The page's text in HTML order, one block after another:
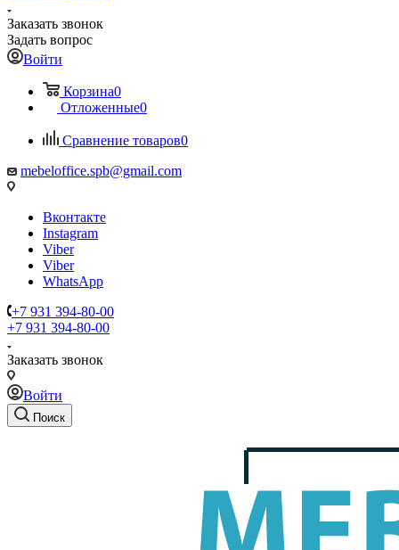
Заказать звонок
Задать вопрос
Войти
Корзина0
Отложенные0
Сравнение товаров0
mebeloffice.spb@gmail.com
Вконтакте
Instagram
Viber
Viber
WhatsApp
+7 931 394-80-00
+7 931 394-80-00
Заказать звонок
Войти
Поиск